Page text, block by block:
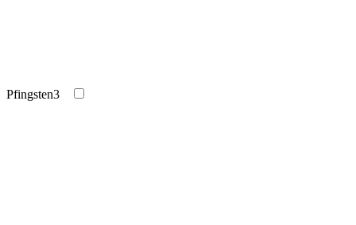
Pfingsten3